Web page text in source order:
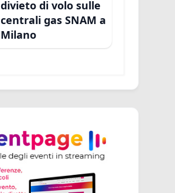
divieto di volo sulle
centrali gas SNAM a
Milano